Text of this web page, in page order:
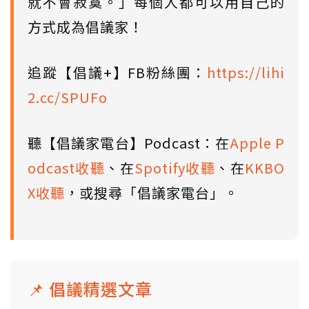
方式成為倡議家！
追蹤【倡議+】FB粉絲團： https://lihi
2.cc/SPUFo
聽【倡議家電台】Podcast：在Apple P
odcast收聽 、在Spotify收聽 、在KKBO
X收聽 ，或搜尋「倡議家電台」。
📌 倡議精選文章